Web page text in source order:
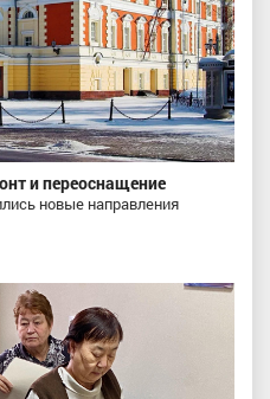
и переоснащение
новые направления